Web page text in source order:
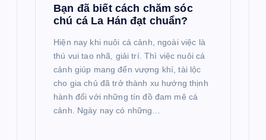
Bạn đã biết cách chăm sóc
chú cá La Hán đạt chuẩn?
Hiện nay khi nuôi cá cảnh, ngoài việc là
thú vui tao nhã, giải trí. Thì việc nuôi cá
cảnh giúp mang đến vượng khí, tài lộc
cho gia chủ đã trở thành xu hướng thịnh
hành đối với những tín đồ đam mê cá
cảnh. Ngày nay có những…